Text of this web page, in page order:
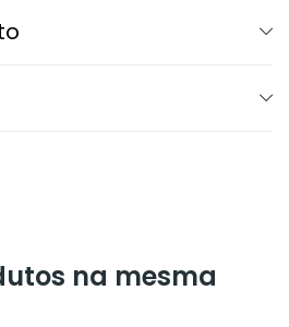
na mesma